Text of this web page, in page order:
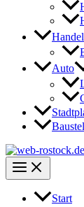
Handel
Auto
Start